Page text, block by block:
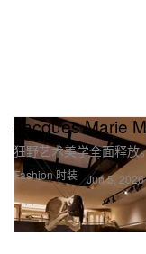
Fashion 时装
Jacques Marie
狂野艺术美学全面释放
Jun 5, 2026